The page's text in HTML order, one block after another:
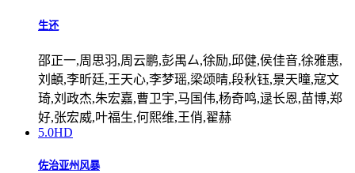
生还
邵正一,周思羽,周云鹏,彭禺厶,徐励,邱健,侯佳音,徐雅惠,
刘頔,李昕廷,王天心,李梦瑶,梁颂晴,段秋钰,景天曈,寇文
琦,刘政杰,朱宏嘉,曹卫宇,马国伟,杨奇鸣,逯长恩,苗博,郑
好,张宏威,叶福生,何熙维,王俏,翟赫
5.0HD
佐治亚州风暴